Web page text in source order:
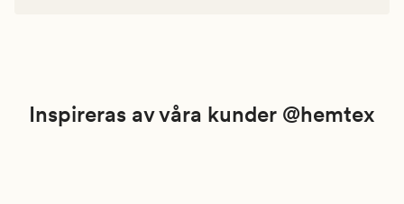
Inspireras av våra kunder @hemtex